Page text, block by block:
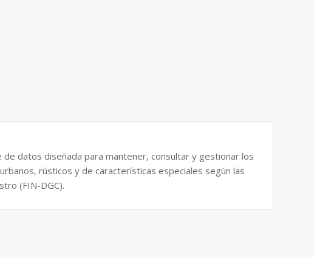
de datos diseñada para mantener, consultar y gestionar los
rústicos y de características especiales según las
(FIN-DGC).